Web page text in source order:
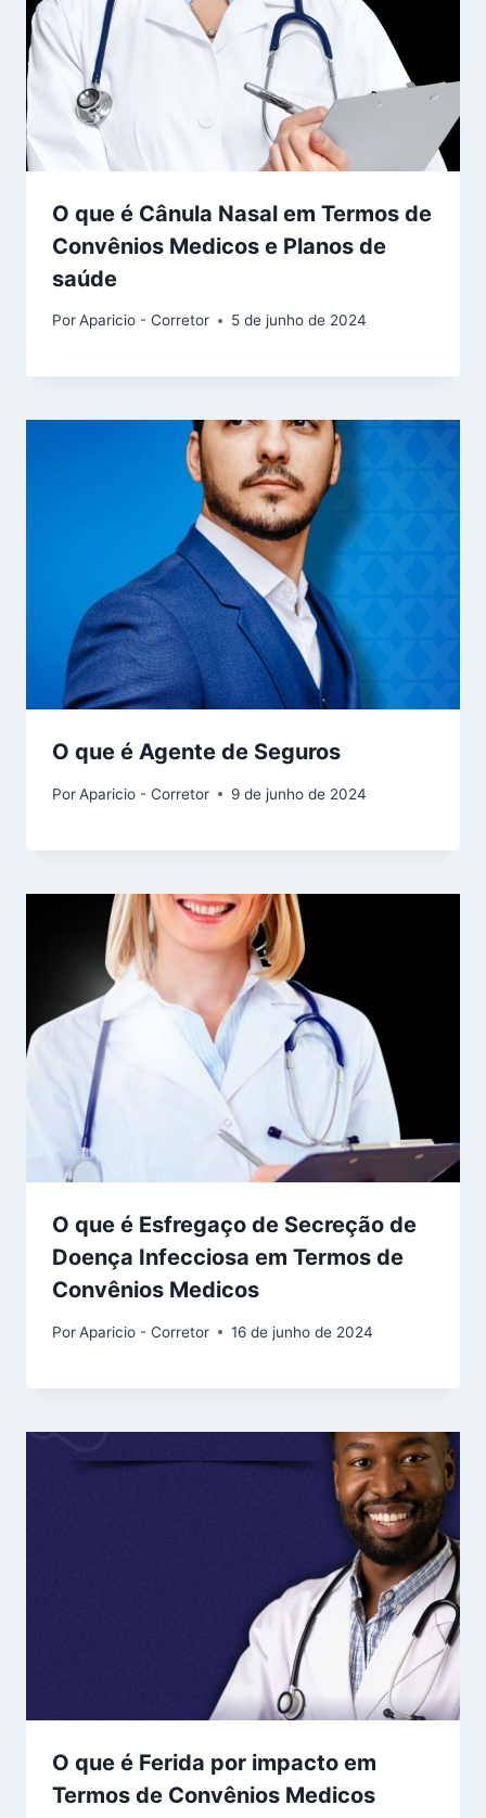
O que é Cânula Nasal em Termos de
Convênios Medicos e Planos de
saúde
PorAparicio - Corretor 5 de junho de 2024
O que é Agente de Seguros
PorAparicio - Corretor 9 de junho de 2024
O que é Esfregaço de Secreção de
Doença Infecciosa em Termos de
Convênios Medicos
PorAparicio - Corretor 16 de junho de 2024
O que é Ferida por impacto em
Termos de Convênios Medicos